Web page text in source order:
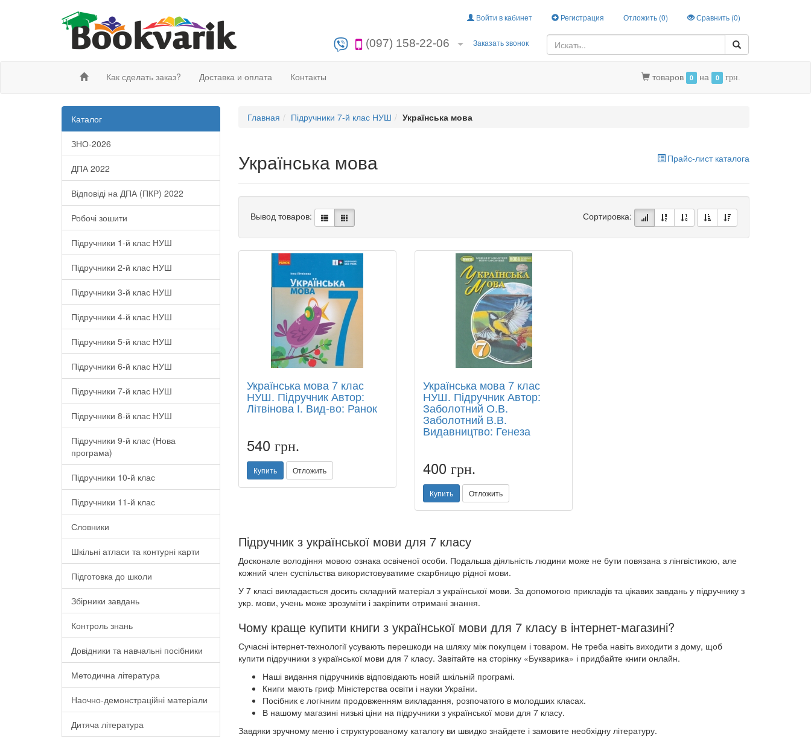
Войти в кабинет Регистрация Отложить (0) Сравнить (0)
(097) 158-22-06 Заказать звонок
Как сделать заказ? Доставка и оплата Контакты товаров 0 на 0 грн.
Каталог
ЗНО-2026
ДПА 2022
Відповіді на ДПА (ПКР) 2022
Робочі зошити
Підручники 1-й клас НУШ
Підручники 2-й клас НУШ
Підручники 3-й клас НУШ
Підручники 4-й клас НУШ
Підручники 5-й клас НУШ
Підручники 6-й клас НУШ
Підручники 7-й клас НУШ
Підручники 8-й клас НУШ
Підручники 9-й клас (Нова
програма)
Підручники 10-й клас
Підручники 11-й клас
Словники
Шкільні атласи та контурні карти
Підготовка до школи
Збірники завдань
Контроль знань
Довідники та навчальні посібники
Методична література
Наочно-демонстраційні матеріали
Дитяча література
Главная Підручники 7-й клас НУШ Українська мова
Прайс-лист каталога
Українська мова
Вывод товаров: Сортировка:
Українська мова 7 клас
НУШ. Підручник Автор:
Літвінова І. Вид-во: Ранок
540 грн.
Купить Отложить
Українська мова 7 клас
НУШ. Підручник Автор:
Заболотний О.В.
Заболотний В.В.
Видавництво: Генеза
400 грн.
Купить Отложить
Підручник з української мови для 7 класу
Досконале володіння мовою ознака освіченої особи. Подальша діяльність людини може не бути повязана з лінгвістикою, але
кожний член суспільства використовуватиме скарбницю рідної мови.
У 7 класі викладається досить складний матеріал з української мови. За допомогою прикладів та цікавих завдань у підручнику з
укр. мови, учень може зрозуміти і закріпити отримані знання.
Чому краще купити книги з української мови для 7 класу в інтернет-магазині?
Сучасні інтернет-технології усувають перешкоди на шляху між покупцем і товаром. Не треба навіть виходити з дому, щоб
купити підручники з української мови для 7 класу. Завітайте на сторінку «Букварика» і придбайте книги онлайн.
Наші видання підручників відповідають новій шкільній програмі.
Книги мають гриф Міністерства освіти і науки України.
Посібник є логічним продовженням викладання, розпочатого в молодших класах.
В нашому магазині низькі ціни на підручники з української мови для 7 класу.
Завдяки зручному меню і структурованому каталогу ви швидко знайдете і замовите необхідну літературу.